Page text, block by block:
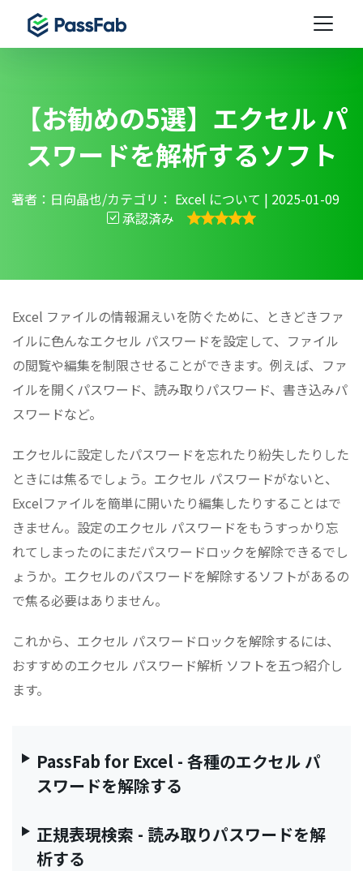
【お勧めの5選】エクセル パ
スワードを解析するソフト
著者：日向晶也/カテゴリ： Excel について | 2025-01-09
承認済み
Excel ファイルの情報漏えいを防ぐために、ときどきファ
イルに色んなエクセル パスワードを設定して、ファイル
の閲覧や編集を制限させることができます。例えば、ファ
イルを開くパスワード、読み取りパスワード、書き込みパ
スワードなど。
エクセルに設定したパスワードを忘れたり紛失したりした
ときには焦るでしょう。エクセル パスワードがないと、
Excelファイルを簡単に開いたり編集したりすることはで
きません。設定のエクセル パスワードをもうすっかり忘
れてしまったのにまだパスワードロックを解除できるでし
ょうか。エクセルのパスワードを解除するソフトがあるの
で焦る必要はありません。
これから、エクセル パスワードロックを解除するには、
おすすめのエクセル パスワード解析 ソフトを五つ紹介し
ます。
PassFab for Excel - 各種のエクセル パ
スワードを解除する
正規表現検索 - 読み取りパスワードを解
析する